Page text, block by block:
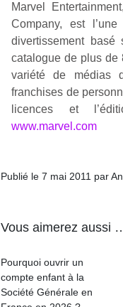
Marvel
Company, est
divertissement basé
catalogue de plus de
variété de médias
franchises de
licences et
www.marvel.com
Publié le 7 mai 2011 par
Vous aimerez aussi
Pourquoi ouvrir un
compte enfant à la
Société Générale en
NextGen,
une
nouvelle
trottinette
mécanique
Beeper
Les
d’énergie.
n’est pas
simple.
Conjuguer
activité